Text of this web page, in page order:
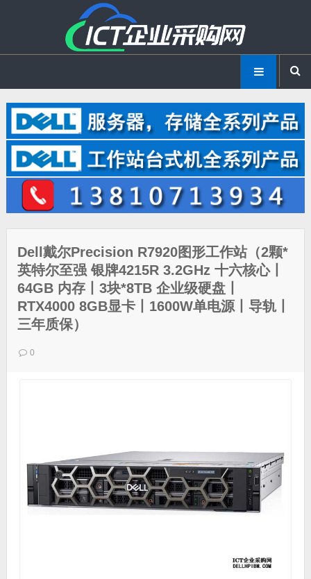
Dell戴尔Precision R7920图形工作站（2颗*
英特尔至强 银牌4215R 3.2GHz 十六核心丨
64GB 内存丨3块*8TB 企业级硬盘丨
RTX4000 8GB显卡丨1600W单电源丨导轨丨
三年质保）
0